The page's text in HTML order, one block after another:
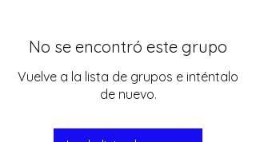
No se encontró este grupo
Vuelve a la lista de grupos e inténtalo
de nuevo.